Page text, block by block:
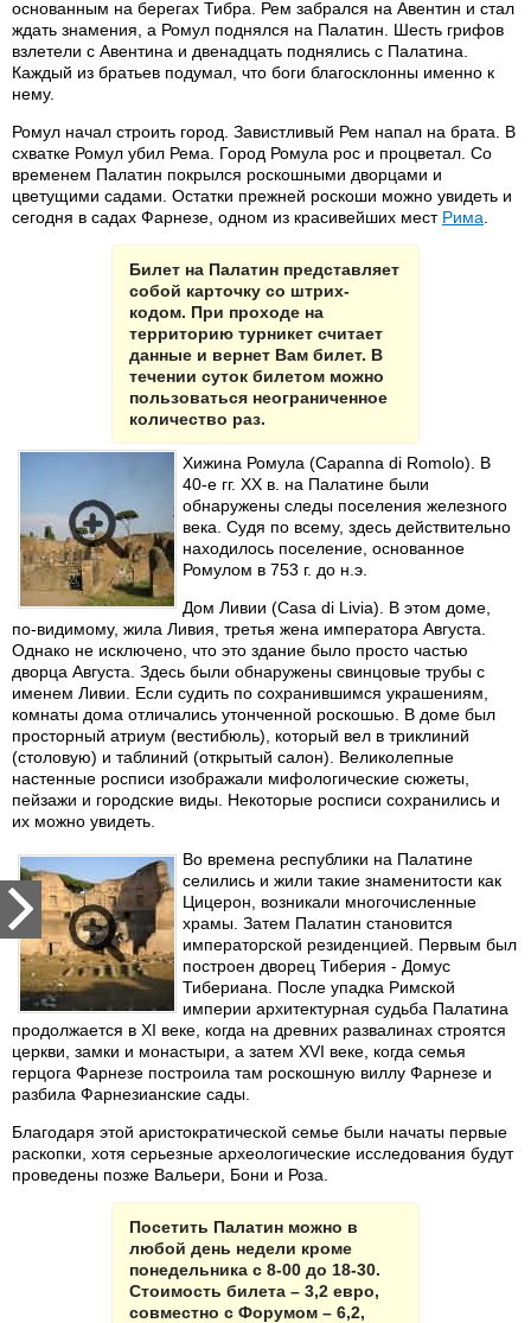
основанным на берегах Тибра. Рем забрался на Авентин и стал
ждать знамения, а Ромул поднялся на Палатин. Шесть грифов
взлетели с Авентина и двенадцать поднялись с Палатина.
Каждый из братьев подумал, что боги благосклонны именно к
нему.
Ромул начал строить город. Завистливый Рем напал на брата. В
схватке Ромул убил Рема. Город Ромула рос и процветал. Со
временем Палатин покрылся роскошными дворцами и
цветущими садами. Остатки прежней роскоши можно увидеть и
сегодня в садах Фарнезе, одном из красивейших мест Рима
Билет на Палатин представляет
собой карточку со штрих-
кодом. При проходе на
территорию турникет считает
данные и вернет Вам билет. В
течении суток билетом можно
пользоваться неограниченное
количество раз.
Хижина Ромула (Capanna di Romolo). В
40-е гг. XX в. на Палатине были
обнаружены следы поселения железного
века. Судя по всему, здесь действительно
находилось поселение, основанное
Ромулом в 753 г. до н.э.
Дом Ливии (Casa di Livia). В этом доме,
по-видимому, жила Ливия, третья жена императора Августа.
Однако не исключено, что это здание было просто частью
дворца Августа. Здесь были обнаружены свинцовые трубы с
именем Ливии. Если судить по сохранившимся украшениям,
комнаты дома отличались утонченной роскошью. В доме был
просторный атриум (вестибюль), который вел в триклиний
(столовую) и таблиний (открытый салон). Великолепные
настенные росписи изображали мифологические сюжеты,
пейзажи и городские виды. Некоторые росписи сохранились и
их можно увидеть.
Во времена республики на Палатине
селились и жили такие знаменитости как
Цицерон, возникали многочисленные
храмы. Затем Палатин становится
императорской резиденцией. Первым был
построен дворец Тиберия - Домус
Тибериана. После упадка Римской
империи архитектурная судьба Палатина
продолжается в XI веке, когда на древних развалинах строятся
церкви, замки и монастыри, а затем XVI веке, когда семья
герцога Фарнезе построила там роскошную виллу Фарнезе и
разбила Фарнезианские сады.
Благодаря этой аристократической семье были начаты первые
раскопки, хотя серьезные археологические исследования будут
проведены позже Вальери, Бони и Роза.
Посетить Палатин можно в
любой день недели кроме
понедельника с 8-00 до 18-30.
Стоимость билета – 3,2 евро,
совместно с Форумом – 6,2,